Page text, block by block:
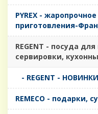
PYREX -
приготовления-
REGENT - посуда
сервировки,
- REGENT - НОВИНКИ
REMECO - подарки,